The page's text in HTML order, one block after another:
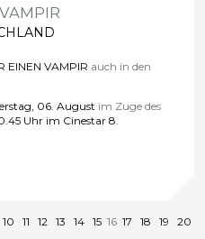
EINEN VAMPIR auch in den
06. August im Zuge des
Uhr im Cinestar 8.
10 11 12 13 14 15 16 17 18 19 20